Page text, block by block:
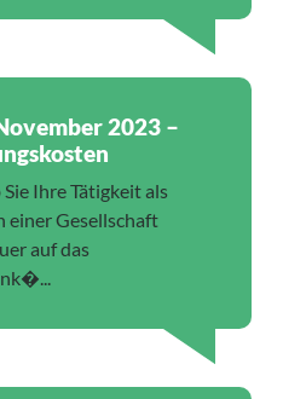
2023 –
Ihre Tätigkeit als
einer Gesellschaft
auf das